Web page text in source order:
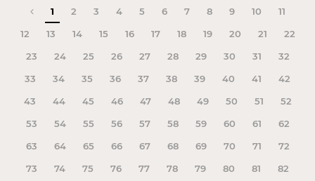
이전 페이지
1 2 3 4 5 6 7 8 9 10
11
12
13 14 15 16 17 18 19 20 21
22
23
24 25 26 27 28 29 30 31
32
33
34 35 36 37 38 39 40 41
42
43
44 45 46 47 48 49 50 51
52
53
54 55 56 57 58 59 60 61
62
63
64 65 66 67 68 69 70 71
72
73
74 75 76 77 78 79 80 81
82